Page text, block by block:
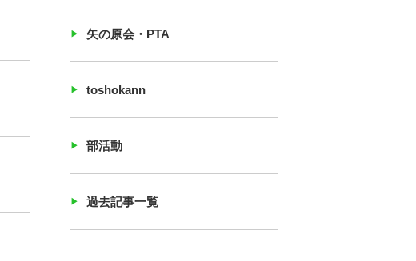
矢の原会・PTA
toshokann
部活動
過去記事一覧